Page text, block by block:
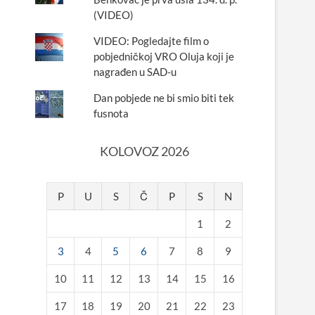
(VIDEO)
VIDEO: Pogledajte film o
pobjedničkoj VRO Oluja koji je
nagrađen u SAD-u
Dan pobjede ne bi smio biti tek
fusnota
KOLOVOZ 2026
P U S Č P S N
1 2
3 4 5 6 7 8 9
10 11 12 13 14 15 16
17 18 19 20 21 22 23